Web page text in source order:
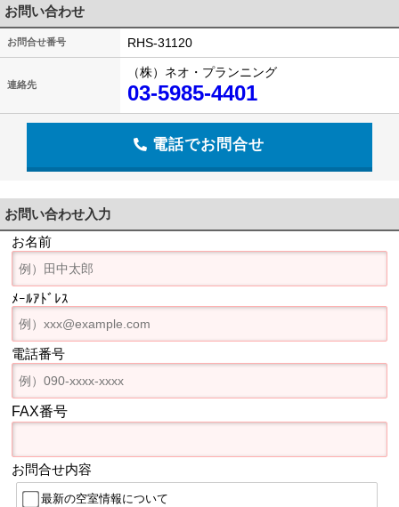
お問い合わせ
お問合せ番号 RHS-31120
連絡先
（株）ネオ・プランニング
03-5985-4401
電話でお問合せ
お問い合わせ入力
お名前
ﾒｰﾙｱﾄﾞﾚｽ
電話番号
FAX番号
お問合せ内容
最新の空室情報について